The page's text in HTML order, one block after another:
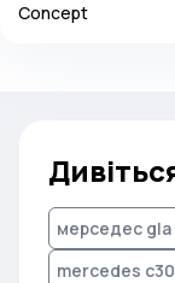
Concept
мерседес gla
mercedes